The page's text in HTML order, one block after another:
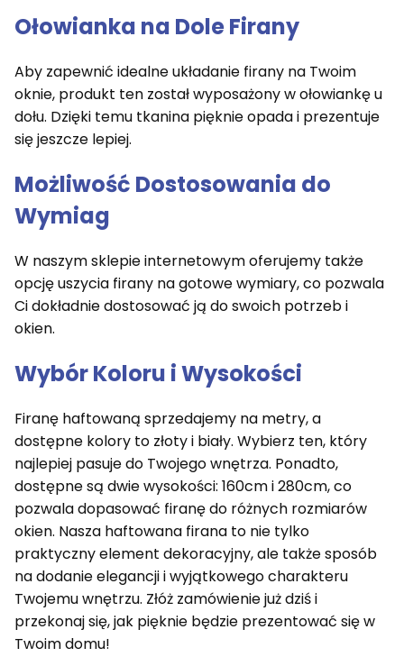
Ołowianka na Dole Firany
Aby zapewnić idealne układanie firany na Twoim
oknie, produkt ten został wyposażony w ołowiankę u
dołu. Dzięki temu tkanina pięknie opada i prezentuje
się jeszcze lepiej.
Możliwość Dostosowania do
Wymiag
W naszym sklepie internetowym oferujemy także
opcję uszycia firany na gotowe wymiary, co pozwala
Ci dokładnie dostosować ją do swoich potrzeb i
okien.
Wybór Koloru i Wysokości
Firanę haftowaną sprzedajemy na metry, a
dostępne kolory to złoty i biały. Wybierz ten, który
najlepiej pasuje do Twojego wnętrza. Ponadto,
dostępne są dwie wysokości: 160cm i 280cm, co
pozwala dopasować firanę do różnych rozmiarów
okien. Nasza haftowana firana to nie tylko
praktyczny element dekoracyjny, ale także sposób
na dodanie elegancji i wyjątkowego charakteru
Twojemu wnętrzu. Złóż zamówienie już dziś i
przekonaj się, jak pięknie będzie prezentować się w
Twoim domu!